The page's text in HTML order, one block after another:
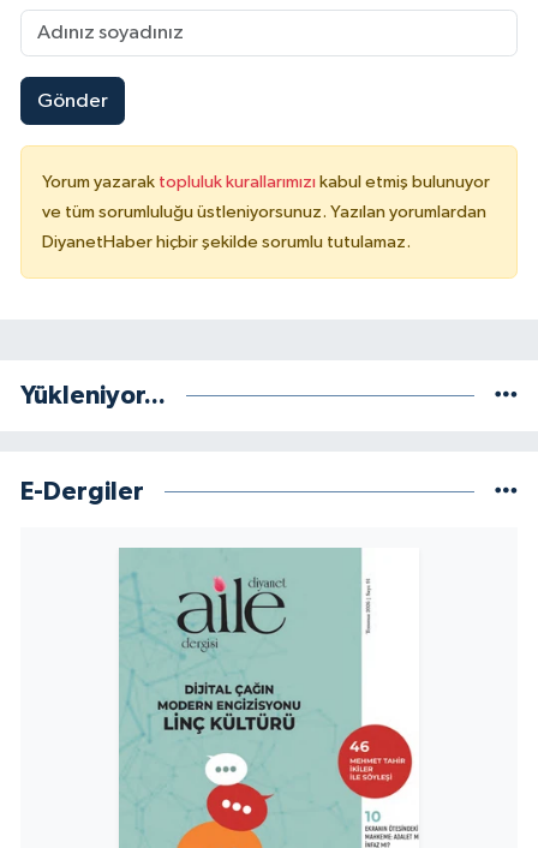
Gönder
Yorum yazarak topluluk kurallarımızı kabul etmiş bulunuyor
ve tüm sorumluluğu üstleniyorsunuz. Yazılan yorumlardan
DiyanetHaber hiçbir şekilde sorumlu tutulamaz.
Yükleniyor...
E-Dergiler
Karaman Müftülüğü
Kars Müftülüğü
Kayseri Müftülüğü
Kilis Müftülüğü
Kırklareli Müftülüğü
Konya Müftülüğü
Kütahya Müftülüğü
Malatya Müftülüğü
Manisa Müftülüğü
Mardin Müftülüğü